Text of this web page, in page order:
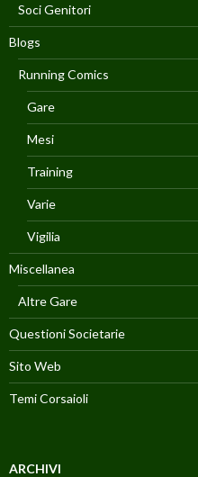
Soci Genitori
Blogs
Running Comics
Gare
Mesi
Training
Varie
Vigilia
Miscellanea
Altre Gare
Questioni Societarie
Sito Web
Temi Corsaioli
ARCHIVI